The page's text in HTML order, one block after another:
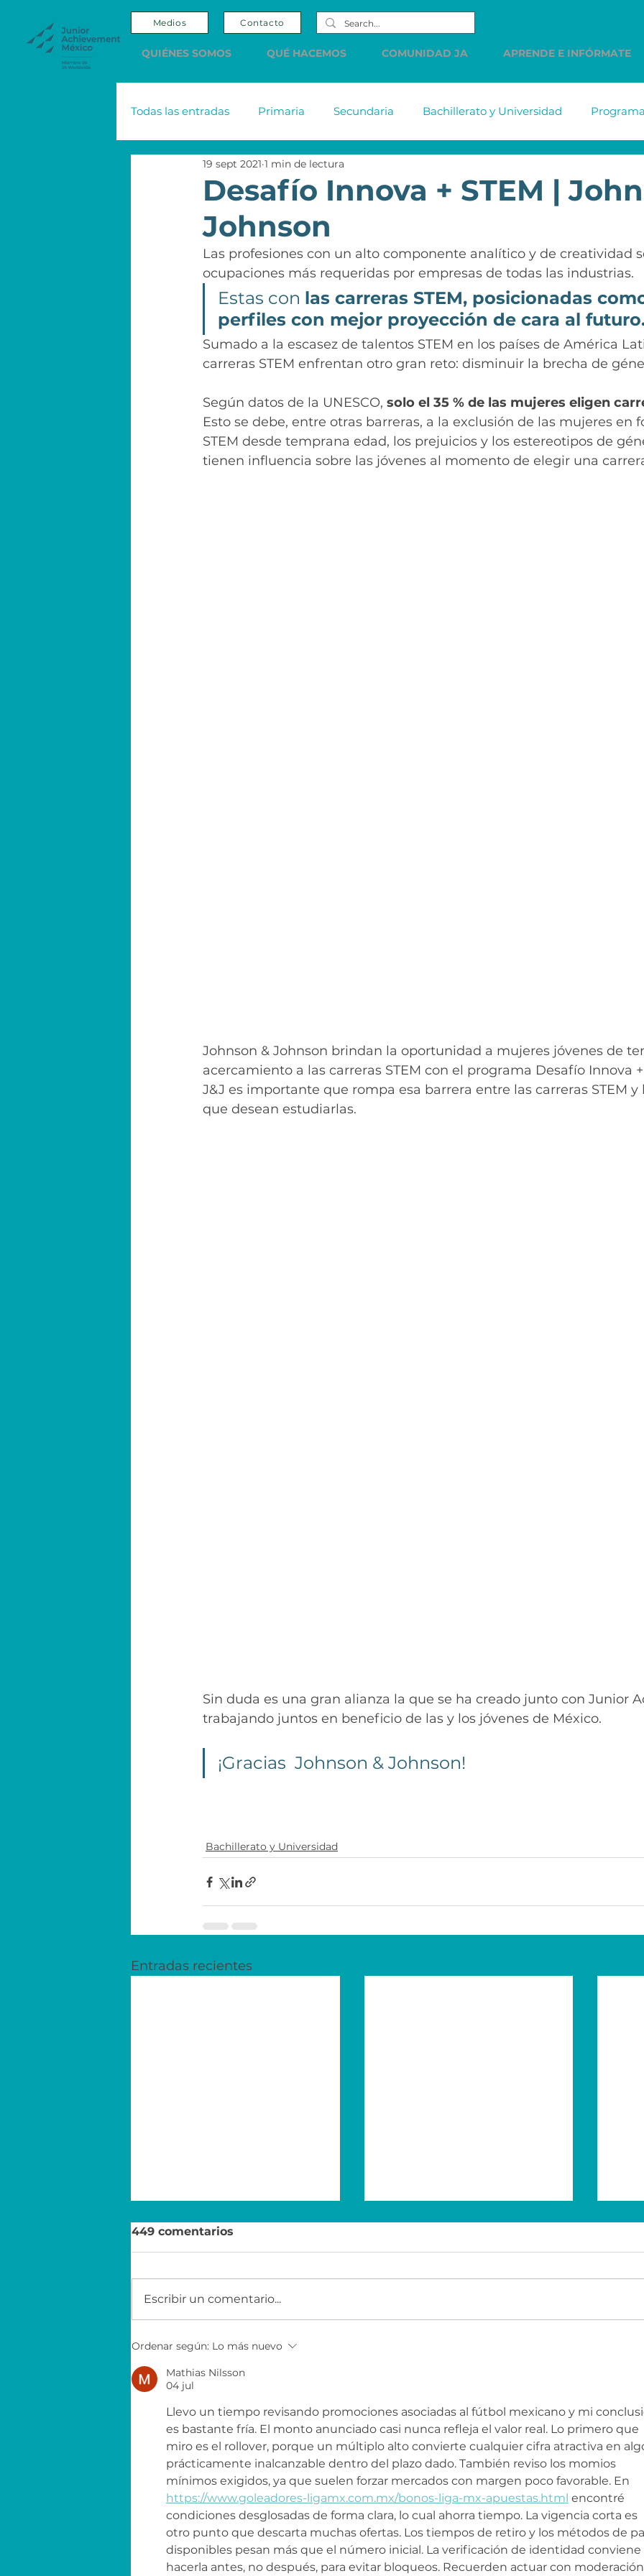
Medios Contacto
QUIÉNES SOMOS QUÉ HACEMOS COMUNIDAD JA APRENDE E INFÓRMATE
Todas las entradas Primaria Secundaria Bachillerato y Universidad
Editorial Scotiabank
Nacional Monte de Piedad
Emprendedores y Empresarios de Comunicados
Desafío Innova + STEM |
Johnson
19 sept 2021 1 min de lectura
Las profesiones con un alto componente analítico y de creatividad
ocupaciones más requeridas por empresas de todas las industrias.
Estas con las carreras STEM, posicionadas
perfiles con mejor proyección de cara al
Sumado a la escasez de talentos STEM en los países de América
carreras STEM enfrentan otro gran reto: disminuir la brecha de
Según datos de la UNESCO, solo el 35 % de las mujeres eligen
Esto se debe, entre otras barreras, a la exclusión de las mujeres en
STEM desde temprana edad, los prejuicios y los estereotipos de
tienen influencia sobre las jóvenes al momento de elegir una
Johnson & Johnson brindan la oportunidad a mujeres jóvenes de
acercamiento a las carreras STEM con el programa Desafío Innova +
J&J es importante que rompa esa barrera entre las carreras STEM y
que desean estudiarlas.
Sin duda es una gran alianza la que se ha creado junto con Junior
trabajando juntos en beneficio de las y los jóvenes de México.
¡Gracias  Johnson & Johnson!
Bachillerato y Universidad
Entradas recientes
Economía para el éxito
449 comentarios
Escribir un comentario...
Ordenar según: Lo más nuevo
Mathias Nilsson
04 jul
Llevo un tiempo revisando promociones asociadas al fútbol mexicano y mi
es bastante fría. El monto anunciado casi nunca refleja el valor real. Lo primero que
miro es el rollover, porque un múltiplo alto convierte cualquier cifra atractiva en
prácticamente inalcanzable dentro del plazo dado. También reviso los momios
mínimos exigidos, ya que suelen forzar mercados con margen poco favorable. En
https://www.goleadores-ligamx.com.mx/bonos-liga-mx-apuestas.html encontré
condiciones desglosadas de forma clara, lo cual ahorra tiempo. La vigencia corta es
otro punto que descarta muchas ofertas. Los tiempos de retiro y los métodos de
disponibles pesan más que el número inicial. La verificación de identidad conviene
hacerla antes, no después, para evitar bloqueos. Recuerden actuar con